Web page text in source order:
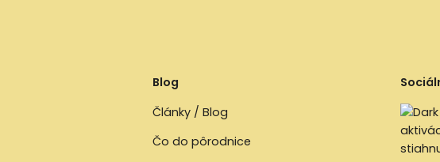
Blog
Články / Blog
Čo do pôrodnice